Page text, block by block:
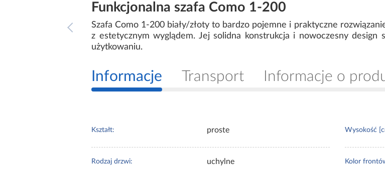
Funkcjonalna szafa Como 1-200
Szafa Como 1-200 biały/złoty to bardzo pojemne i praktyczne
z estetycznym wyglądem. Jej solidna konstrukcja i nowoczesny
użytkowaniu.
Informacje Transport Informacje o
Kształt: proste
Rodzaj drzwi: uchylne
Wysokość
Kolor